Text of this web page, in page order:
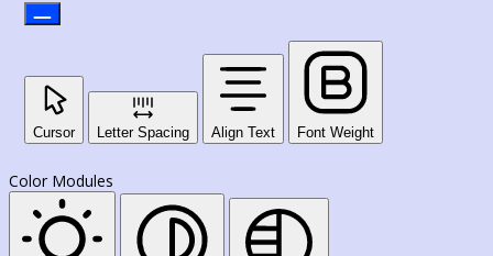
Cursor Letter Spacing Align Text Font Weight
Color Modules